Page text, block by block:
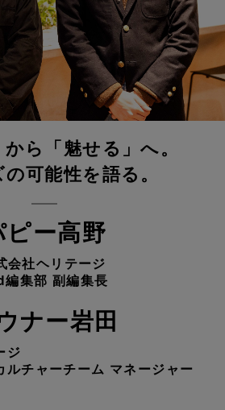
から「魅せる」へ。
可能性を語る。
ピー高野
会社ヘリテージ
編集部 副編集長
ナー岩田
ジ
ルチャーチーム マネージャー